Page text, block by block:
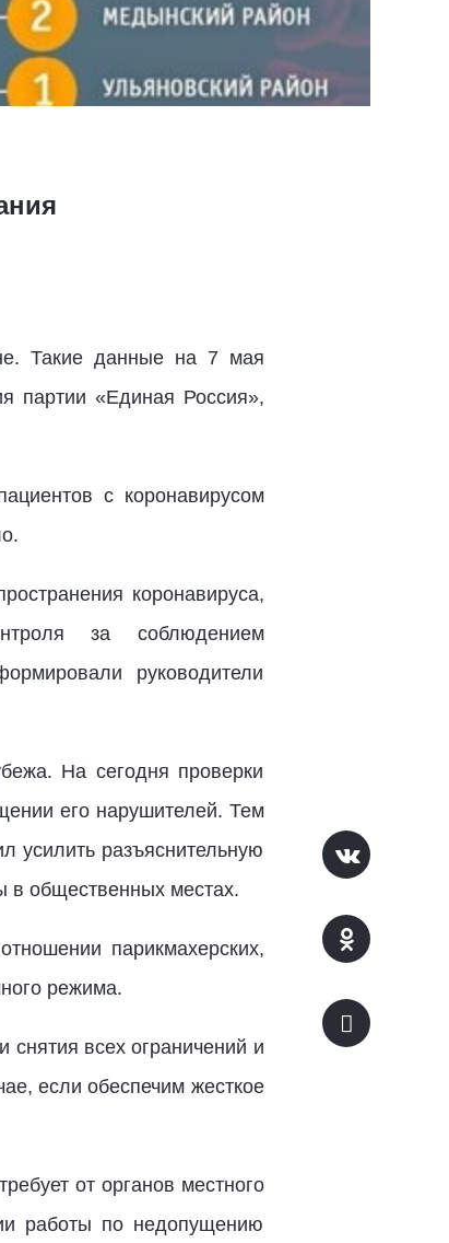
Такие данные на 7 мая
партии «Единая Россия»,
с коронавирусом
коронавируса,
за соблюдением
руководители
На сегодня проверки
его нарушителей. Тем
усилить разъяснительную
в общественных местах.
парикмахерских,
режима.
снятия всех ограничений и
если обеспечим жесткое
от органов местного
работы по недопущению